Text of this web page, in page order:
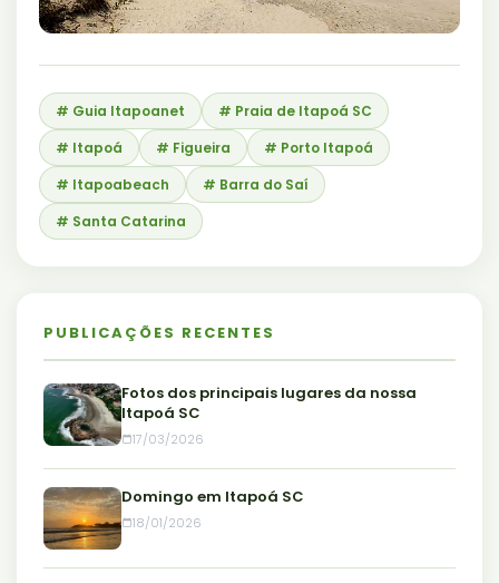
# Guia Itapoanet
# Praia de Itapoá SC
# Itapoá
# Figueira
# Porto Itapoá
# Itapoabeach
# Barra do Saí
# Santa Catarina
PUBLICAÇÕES RECENTES
Fotos dos principais lugares da nossa
Itapoá SC
17/03/2026
Domingo em Itapoá SC
18/01/2026